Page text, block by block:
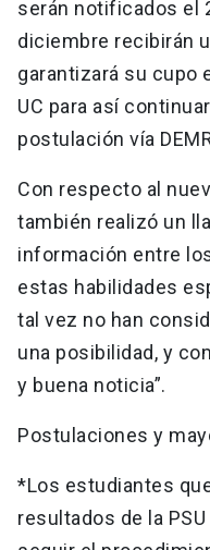
serán notificados el
diciembre recibirán
garantizará su cupo
UC para así
postulación vía
Con respecto al
también realizó un
información entre
estas habilidades
tal vez no han
una posibilidad, y
y buena noticia”.
Postulaciones y
*Los estudiantes
resultados de la